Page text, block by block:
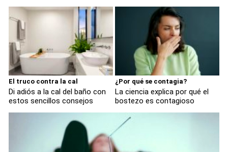
El truco contra la cal
Di adiós a la cal del baño con
estos sencillos consejos
¿Por qué se contagia?
La ciencia explica por qué el
bostezo es contagioso